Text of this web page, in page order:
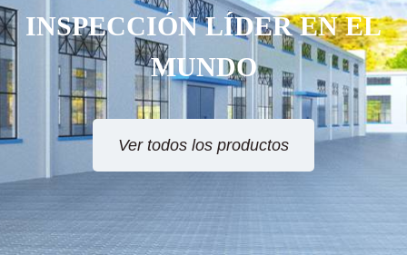
INSPECCIÓN LÍDER EN EL
MUNDO
Ver todos los productos